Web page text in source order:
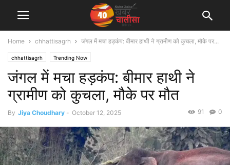
Home chhattisagrh जंगल में मचा हड़कंप: बीमार हाथी ने ग्रामीण को कुचला, मौके पर...
chhattisagrh Trending Now
जंगल में मचा हड़कंप: बीमार हाथी ने
ग्रामीण को कुचला, मौके पर मौत
By Jiya Choudhary - October 12, 2025 0
91